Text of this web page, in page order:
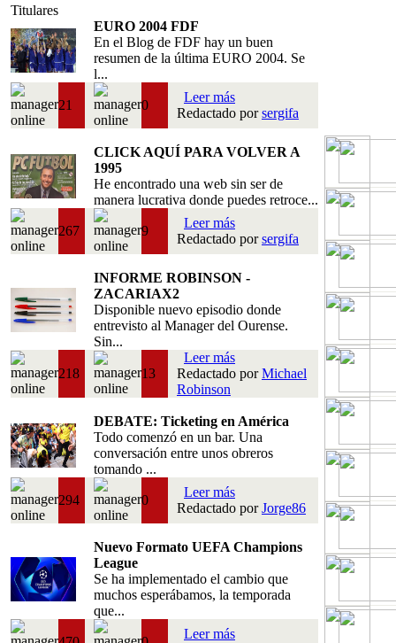
Titulares
EURO 2004 FDF
En el Blog de FDF hay un buen
resumen de la última EURO 2004. Se
l...
21 0
Leer más
Redactado porsergifa
CLICK AQUÍ PARA VOLVER A
1995
He encontrado una web sin ser de
manera lucrativa donde puedes retroce...
267 9
Leer más
Redactado porsergifa
INFORME ROBINSON -
ZACARIAX2
Disponible nuevo episodio donde
entrevisto al Manager del Ourense.
Sin...
218 13
Leer más
Redactado porMichael
Robinson
DEBATE: Ticketing en América
Todo comenzó en un bar. Una
conversación entre unos obreros
tomando ...
294 0
Leer más
Redactado porJorge86
Nuevo Formato UEFA Champions
League
Se ha implementado el cambio que
muchos esperábamos, la temporada
que...
Leer más